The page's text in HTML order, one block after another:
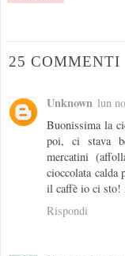
25 COMMENTI
Unknown lun
Buonissima la
poi, ci stava
mercatini
cioccolata calda
il caffè io ci sto!
Rispondi